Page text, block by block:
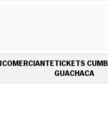
COMERCIANTETICKETS
GUACHACA